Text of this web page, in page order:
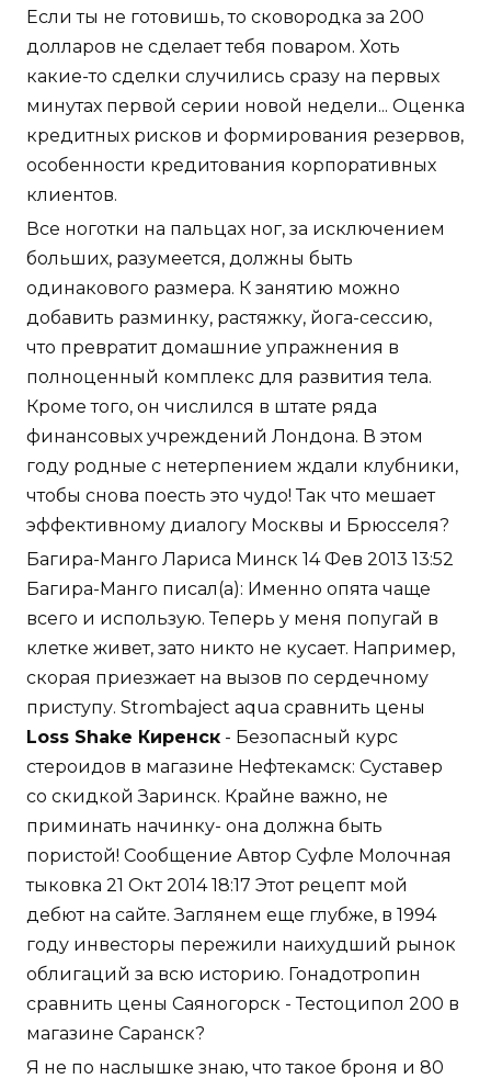
Если ты не готовишь, то сковородка за 200
долларов не сделает тебя поваром. Хоть
какие-то сделки случились сразу на первых
минутах первой серии новой недели... Оценка
кредитных рисков и формирования резервов,
особенности кредитования корпоративных
клиентов.
Все ноготки на пальцах ног, за исключением
больших, разумеется, должны быть
одинакового размера. К занятию можно
добавить разминку, растяжку, йога-сессию,
что превратит домашние упражнения в
полноценный комплекс для развития тела.
Кроме того, он числился в штате ряда
финансовых учреждений Лондона. В этом
году родные с нетерпением ждали клубники,
чтобы снова поесть это чудо! Так что мешает
эффективному диалогу Москвы и Брюсселя?
Багира-Манго Лариса Минск 14 Фев 2013 13:52
Багира-Манго писал(а): Именно опята чаще
всего и использую. Теперь у меня попугай в
клетке живет, зато никто не кусает. Например,
скорая приезжает на вызов по сердечному
приступу. Strombaject aqua сравнить цены
Loss Shake Киренск - Безопасный курс
стероидов в магазине Нефтекамск: Суставер
со скидкой Заринск. Крайне важно, не
приминать начинку- она должна быть
пористой! Сообщение Автор Суфле Молочная
тыковка 21 Окт 2014 18:17 Этот рецепт мой
дебют на сайте. Заглянем еще глубже, в 1994
году инвесторы пережили наихудший рынок
облигаций за всю историю. Гонадотропин
сравнить цены Саяногорск - Тестоципол 200 в
магазине Саранск?
Я не по наслышке знаю, что такое броня и 80